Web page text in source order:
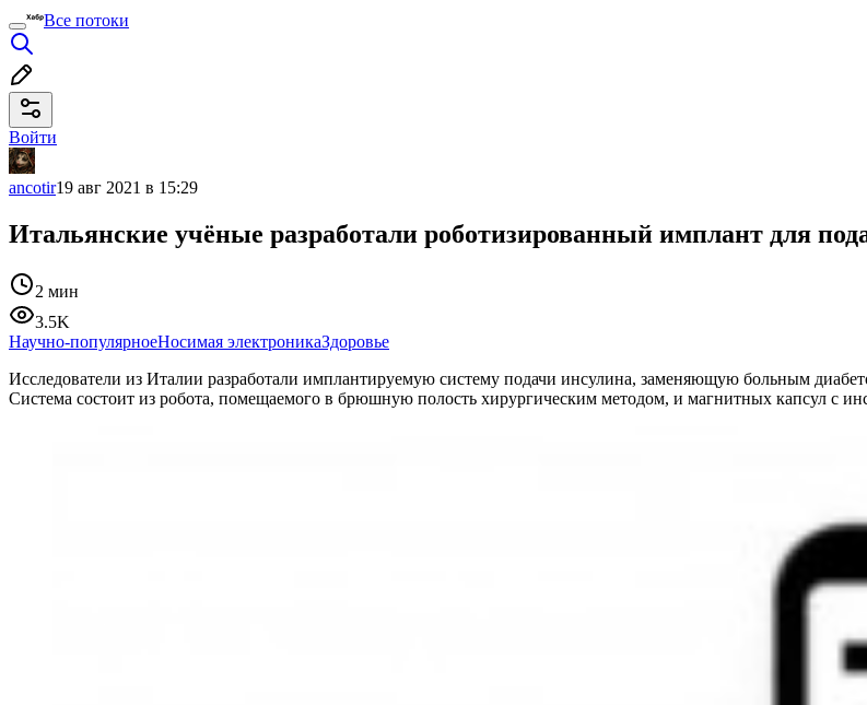
Все потоки
Войти
ancotir19 авг 2021 в 15:29
Итальянские учёные разработали роботизированный имплант для
2 мин
3.5K
Научно-популярноеНосимая электроникаЗдоровье
Исследователи из Италии разработали имплантируемую систему подачи инсулина, заменяющую больным
Система состоит из робота, помещаемого в брюшную полость хирургическим методом, и магнитных капсул с